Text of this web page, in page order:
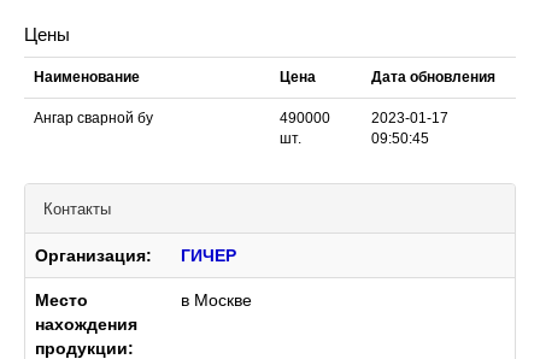
Цены
Наименование Цена Дата обновления
Ангар сварной бу
490000
шт.
2023-01-17
09:50:45
Контакты
Организация: ГИЧЕР
Место
нахождения
продукции:
в Москве